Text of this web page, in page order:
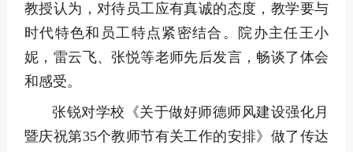
教授认为，对待员工应有真诚的态度，教学要与
时代特色和员工特点紧密结合。院办主任王小
妮，雷云飞、张悦等老师先后发言，畅谈了体会
和感受。
张锐对学校《关于做好师德师风建设强化月
暨庆祝第35个教师节有关工作的安排》做了传达